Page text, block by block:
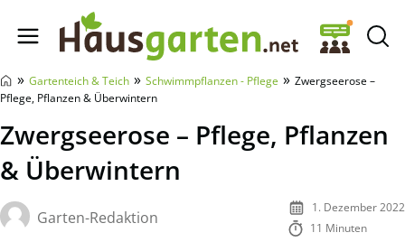
Hausgarten.net
» Gartenteich & Teich » Schwimmpflanzen - Pflege » Zwergseerose –
Pflege, Pflanzen & Überwintern
Zwergseerose – Pflege, Pflanzen
& Überwintern
Garten-Redaktion
1. Dezember 2022
11 Minuten